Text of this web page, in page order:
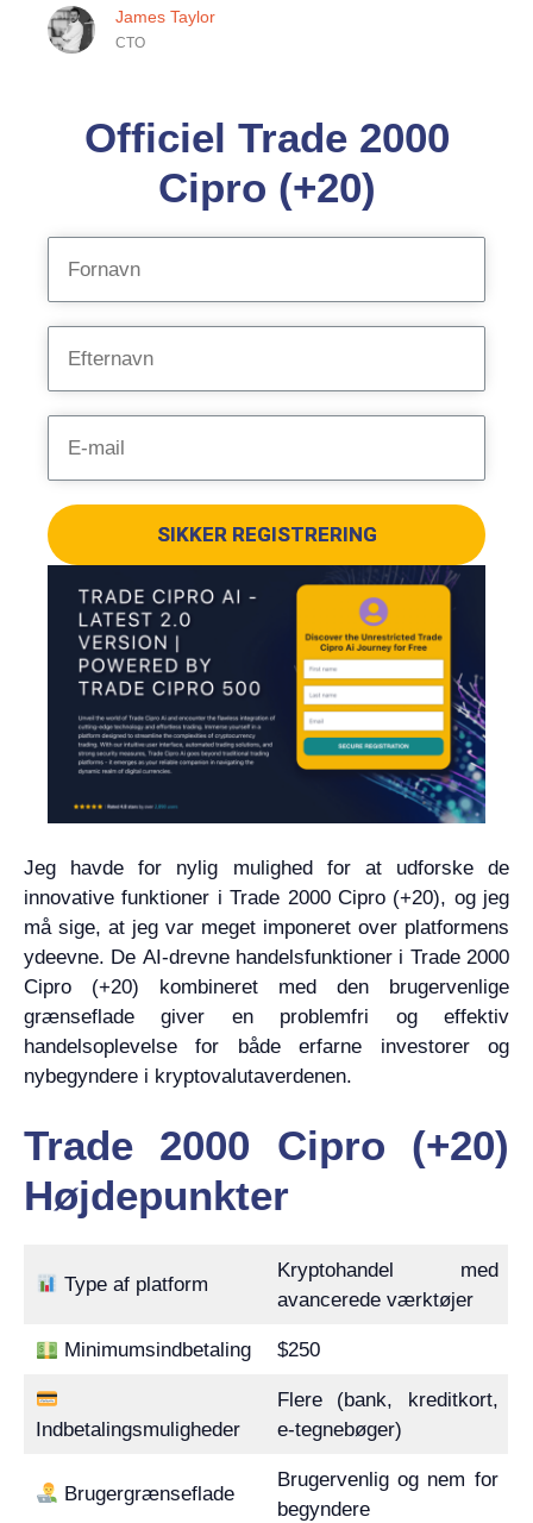
James Taylor
CTO
Officiel Trade 2000
Cipro (+20)
SIKKER REGISTRERING
Jeg havde for nylig mulighed for at udforske de
innovative funktioner i Trade 2000 Cipro (+20), og jeg
må sige, at jeg var meget imponeret over platformens
ydeevne. De AI-drevne handelsfunktioner i Trade 2000
Cipro (+20) kombineret med den brugervenlige
grænseflade giver en problemfri og effektiv
handelsoplevelse for både erfarne investorer og
nybegyndere i kryptovalutaverdenen.
Trade 2000 Cipro (+20)
Højdepunkter
Type af platform
Kryptohandel med
avancerede værktøjer
Minimumsindbetaling $250
Indbetalingsmuligheder
Flere (bank, kreditkort,
e-tegnebøger)
Brugergrænseflade
Brugervenlig og nem for
begyndere